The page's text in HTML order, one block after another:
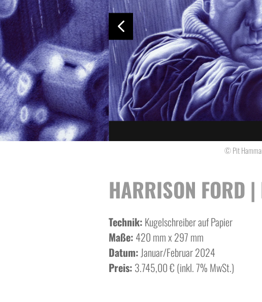
4
© Pit
HARRISON FORD
Technik: Kugelschreiber auf Papier
Maße: 420 mm x 297 mm
Datum:Januar/Februar 2024
Preis: 3.745,00 € (inkl. 7% MwSt.)